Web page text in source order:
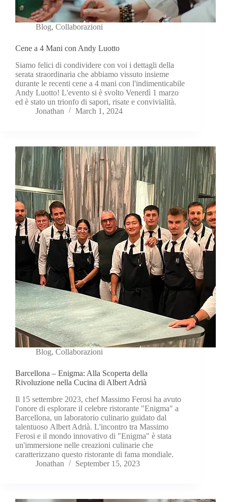
Blog, Collaborazioni
Cene a 4 Mani con Andy Luotto
Siamo felici di condividere con voi i dettagli della
serata straordinaria che abbiamo vissuto insieme
durante le recenti cene a 4 mani con l'indimenticabile
Andy Luotto! L'evento si è svolto Venerdì 1 marzo
ed è stato un trionfo di sapori, risate e convivialità.
Jonathan
March 1, 2024
Blog, Collaborazioni
Barcellona – Enigma: Alla Scoperta della
Rivoluzione nella Cucina di Albert Adrià
Il 15 settembre 2023, chef Massimo Ferosi ha avuto
l'onore di esplorare il celebre ristorante "Enigma" a
Barcellona, un laboratorio culinario guidato dal
talentuoso Albert Adrià. L'incontro tra Massimo
Ferosi e il mondo innovativo di "Enigma" è stata
un'immersione nelle creazioni culinarie che
caratterizzano questo ristorante di fama mondiale.
Jonathan
September 15, 2023